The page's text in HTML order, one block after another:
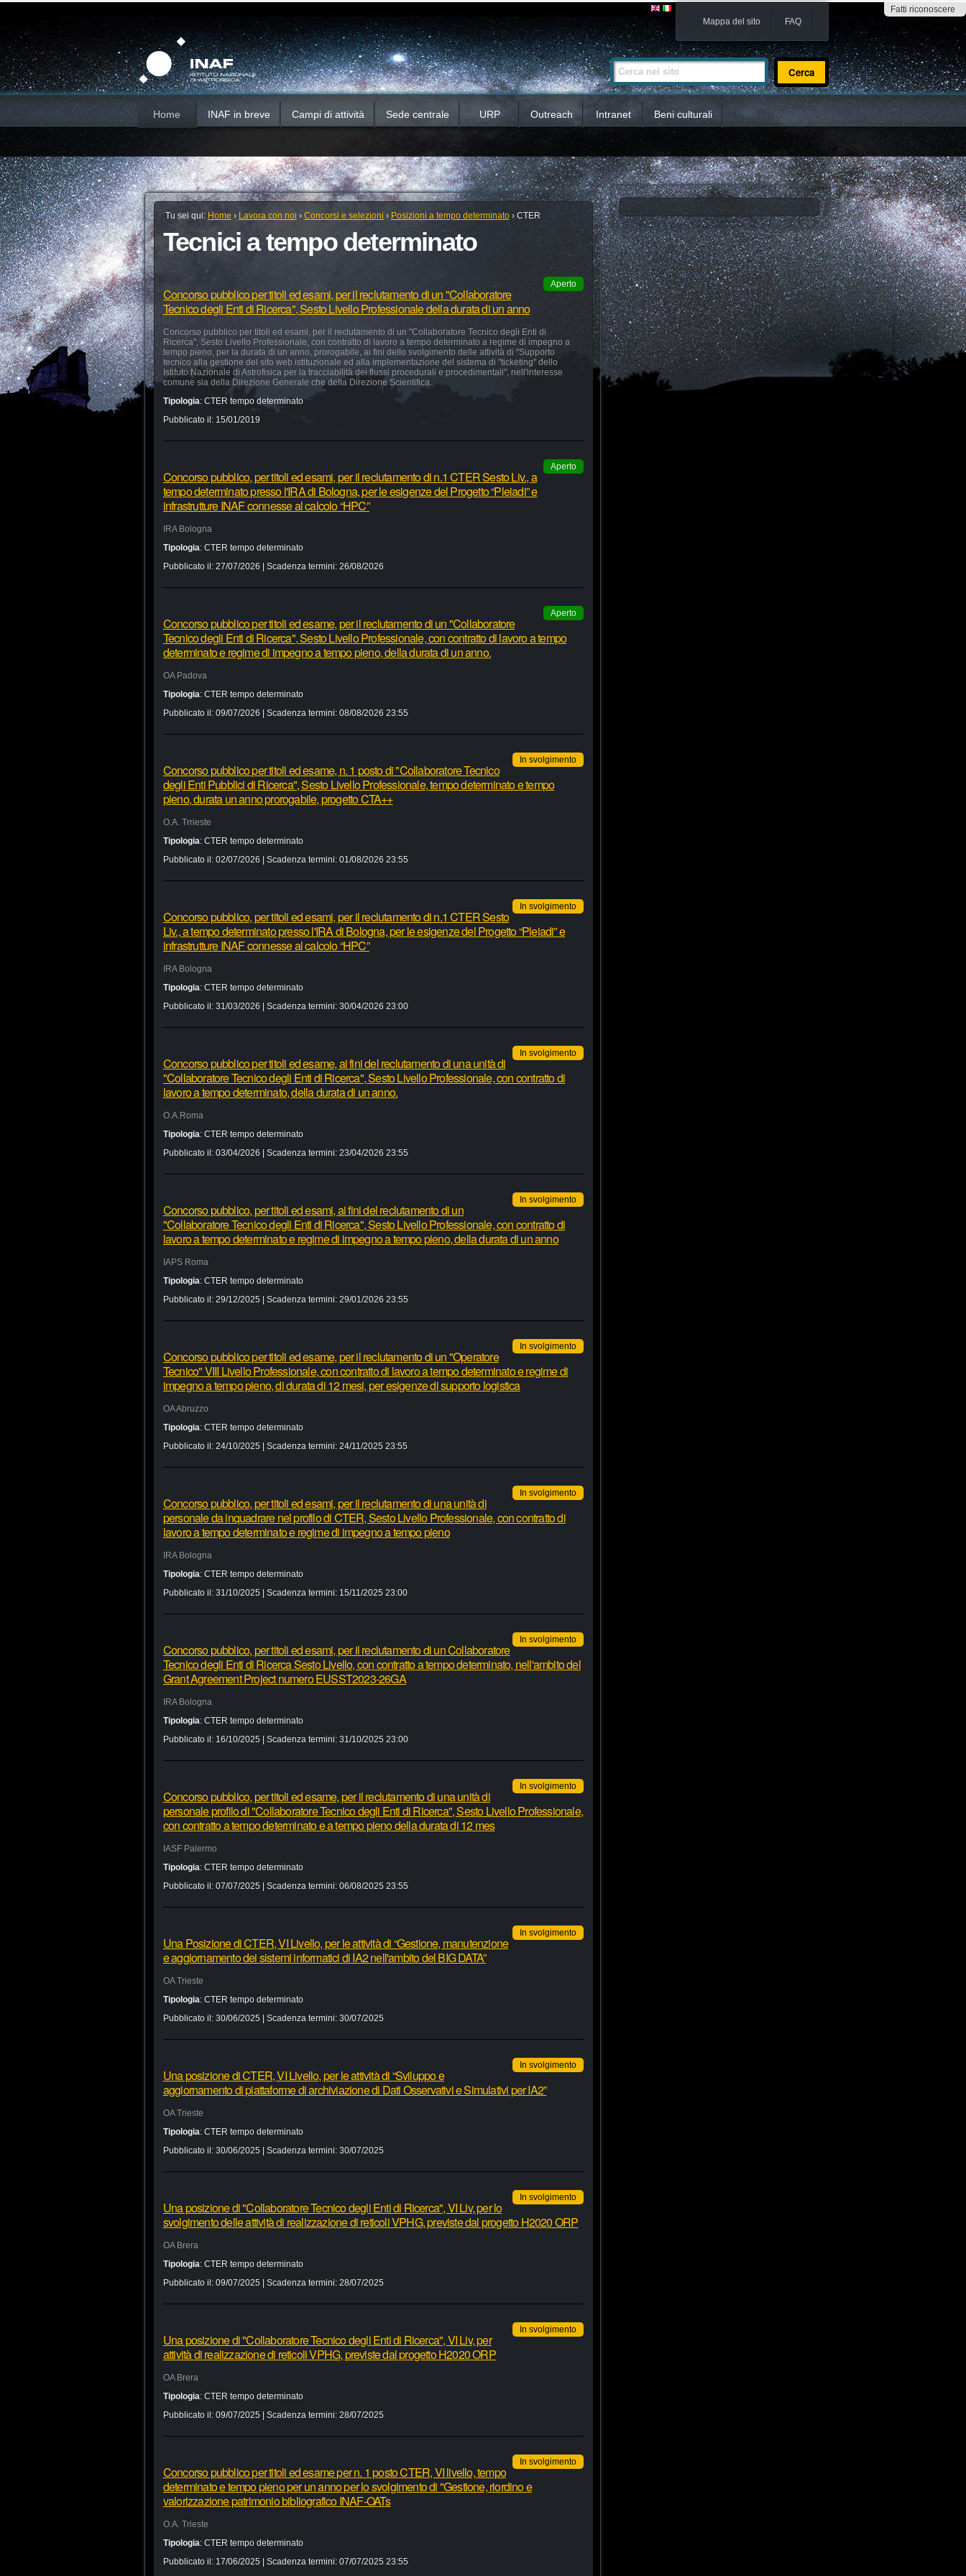
Fatti riconoscere
contenuti.
Salta
alla
navigazione
Mappa del sito FAQ
Cerca nel sito
Ricerca
avanzata…
Home INAF in breve Campi di attività Sede centrale URP Outreach Intranet Beni culturali
Tu sei qui: Home › Lavora con noi › Concorsi e selezioni › Posizioni a tempo determinato › CTER
Tecnici a tempo determinato
Aperto
Concorso pubblico per titoli ed esami, per il reclutamento di un "Collaboratore
Tecnico degli Enti di Ricerca", Sesto Livello Professionale della durata di un anno
Concorso pubblico per titoli ed esami, per il reclutamento di un "Collaboratore Tecnico degli Enti di
Ricerca", Sesto Livello Professionale, con contratto di lavoro a tempo determinato a regime di impegno a
tempo pieno, per la durata di un anno, prorogabile, ai fini dello svolgimento delle attività di "Supporto
tecnico alla gestione del sito web istituzionale ed alla implementazione del sistema di "ticketing" dello
Istituto Nazionale di Astrofisica per la tracciabilità dei flussi procedurali e procedimentali", nell'interesse
comune sia della Direzione Generale che della Direzione Scientifica.
Tipologia: CTER tempo determinato
Pubblicato il: 15/01/2019
Aperto
Concorso pubblico, per titoli ed esami, per il reclutamento di n.1 CTER Sesto Liv., a
tempo determinato presso l'IRA di Bologna, per le esigenze del Progetto “Pleiadi” e
infrastrutture INAF connesse al calcolo “HPC”
IRA Bologna
Tipologia: CTER tempo determinato
Pubblicato il: 27/07/2026 | Scadenza termini: 26/08/2026
Aperto
Concorso pubblico per titoli ed esame, per il reclutamento di un "Collaboratore
Tecnico degli Enti di Ricerca", Sesto Livello Professionale, con contratto di lavoro a tempo
determinato e regime di impegno a tempo pieno, della durata di un anno.
OA Padova
Tipologia: CTER tempo determinato
Pubblicato il: 09/07/2026 | Scadenza termini: 08/08/2026 23:55
In svolgimento
Concorso pubblico per titoli ed esame, n. 1 posto di "Collaboratore Tecnico
degli Enti Pubblici di Ricerca", Sesto Livello Professionale, tempo determinato e tempo
pieno, durata un anno prorogabile, progetto CTA++
O.A. Trrieste
Tipologia: CTER tempo determinato
Pubblicato il: 02/07/2026 | Scadenza termini: 01/08/2026 23:55
In svolgimento
Concorso pubblico, per titoli ed esami, per il reclutamento di n.1 CTER Sesto
Liv., a tempo determinato presso l'IRA di Bologna, per le esigenze del Progetto “Pleiadi” e
infrastrutture INAF connesse al calcolo “HPC”
IRA Bologna
Tipologia: CTER tempo determinato
Pubblicato il: 31/03/2026 | Scadenza termini: 30/04/2026 23:00
In svolgimento
Concorso pubblico per titoli ed esame, ai fini del reclutamento di una unità di
"Collaboratore Tecnico degli Enti di Ricerca", Sesto Livello Professionale, con contratto di
lavoro a tempo determinato, della durata di un anno.
O.A.Roma
Tipologia: CTER tempo determinato
Pubblicato il: 03/04/2026 | Scadenza termini: 23/04/2026 23:55
In svolgimento
Concorso pubblico, per titoli ed esami, ai fini del reclutamento di un
"Collaboratore Tecnico degli Enti di Ricerca", Sesto Livello Professionale, con contratto di
lavoro a tempo determinato e regime di impegno a tempo pieno, della durata di un anno
IAPS Roma
Tipologia: CTER tempo determinato
Pubblicato il: 29/12/2025 | Scadenza termini: 29/01/2026 23:55
In svolgimento
Concorso pubblico per titoli ed esame, per il reclutamento di un "Operatore
Tecnico" VIII Livello Professionale, con contratto di lavoro a tempo determinato e regime di
impegno a tempo pieno, di durata di 12 mesi, per esigenze di supporto logistica
OA Abruzzo
Tipologia: CTER tempo determinato
Pubblicato il: 24/10/2025 | Scadenza termini: 24/11/2025 23:55
In svolgimento
Concorso pubblico, per titoli ed esami, per il reclutamento di una unità di
personale da inquadrare nel profilo di CTER, Sesto Livello Professionale, con contratto di
lavoro a tempo determinato e regime di impegno a tempo pieno
IRA Bologna
Tipologia: CTER tempo determinato
Pubblicato il: 31/10/2025 | Scadenza termini: 15/11/2025 23:00
In svolgimento
Concorso pubblico, per titoli ed esami, per il reclutamento di un Collaboratore
Tecnico degli Enti di Ricerca Sesto Livello, con contratto a tempo determinato, nell'ambito del
Grant Agreement Project numero EUSST2023-26GA
IRA Bologna
Tipologia: CTER tempo determinato
Pubblicato il: 16/10/2025 | Scadenza termini: 31/10/2025 23:00
In svolgimento
Concorso pubblico, per titoli ed esame, per il reclutamento di una unità di
personale profilo di "Collaboratore Tecnico degli Enti di Ricerca", Sesto Livello Professionale,
con contratto a tempo determinato e a tempo pieno della durata di 12 mes
IASF Palermo
Tipologia: CTER tempo determinato
Pubblicato il: 07/07/2025 | Scadenza termini: 06/08/2025 23:55
In svolgimento
Una Posizione di CTER, VI Livello, per le attività di “Gestione, manutenzione
e aggiornamento dei sistemi informatici di IA2 nell'ambito del BIG DATA”
OA Trieste
Tipologia: CTER tempo determinato
Pubblicato il: 30/06/2025 | Scadenza termini: 30/07/2025
In svolgimento
Una posizione di CTER, VI Livello, per le attività di “Sviluppo e
aggiornamento di piattaforme di archiviazione di Dati Osservativi e Simulativi per IA2”
OA Trieste
Tipologia: CTER tempo determinato
Pubblicato il: 30/06/2025 | Scadenza termini: 30/07/2025
In svolgimento
Una posizione di "Collaboratore Tecnico degli Enti di Ricerca", VI Liv, per lo
svolgimento delle attività di realizzazione di reticoli VPHG, previste dal progetto H2020 ORP
OA Brera
Tipologia: CTER tempo determinato
Pubblicato il: 09/07/2025 | Scadenza termini: 28/07/2025
In svolgimento
Una posizione di "Collaboratore Tecnico degli Enti di Ricerca", VI Liv, per
attività di realizzazione di reticoli VPHG, previste dal progetto H2020 ORP
OA Brera
Tipologia: CTER tempo determinato
Pubblicato il: 09/07/2025 | Scadenza termini: 28/07/2025
In svolgimento
Concorso pubblico per titoli ed esame per n. 1 posto CTER, VI livello, tempo
determinato e tempo pieno per un anno per lo svolgimento di "Gestione, riordino e
valorizzazione patrimonio bibliografico INAF-OATs
O.A. Trieste
Tipologia: CTER tempo determinato
Pubblicato il: 17/06/2025 | Scadenza termini: 07/07/2025 23:55